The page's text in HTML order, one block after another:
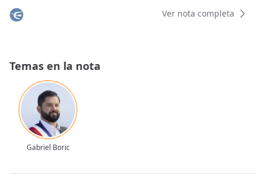
El anuncio incluye el norte y sur de Chile, desde la región de
Arica hasta la de Los Lagos, respectivamente, donde vive más
El presidente Boric sobrevoló Santiago de Chile durante la
tarde en un helicóptero. Con la activación del estado de
excepción, el Gobierno "busca garantizar la seguridad de las
personas ante la posibilidad de que el corte se extienda
durante horas de la noche".
Millones de personas enfrentan este martes un apagón
masivo en Chile, causado al parecer por un fallo del sistema
eléctrico, según el Gobierno, que obligó a evacuar el metro
partes del país.
Ver nota completa
Temas en la nota
Gabriel Boric